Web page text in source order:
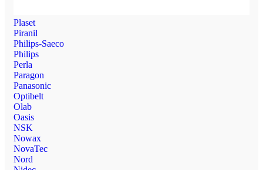
Plaset
Piranil
Philips-Saeco
Philips
Perla
Paragon
Panasonic
Optibelt
Olab
Oasis
NSK
Nowax
NovaTec
Nord